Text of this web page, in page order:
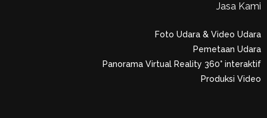
Jasa Kami
Foto Udara & Video Udara
Pemetaan Udara
Panorama Virtual Reality 360° interaktif
Produksi Video